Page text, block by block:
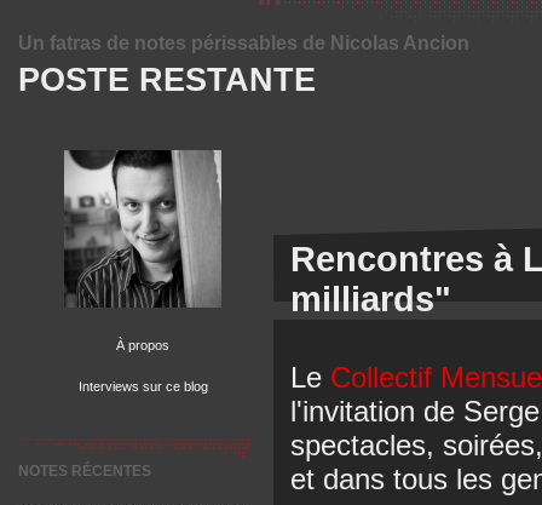
POSTE RESTANTE
Un fatras de notes périssables de Nicolas Ancion
À propos
Interviews sur ce blog
NOTES RÉCENTES
Rencontres à
milliards"
Le Collectif
l'invitation de
spectacles,
et dans tous les